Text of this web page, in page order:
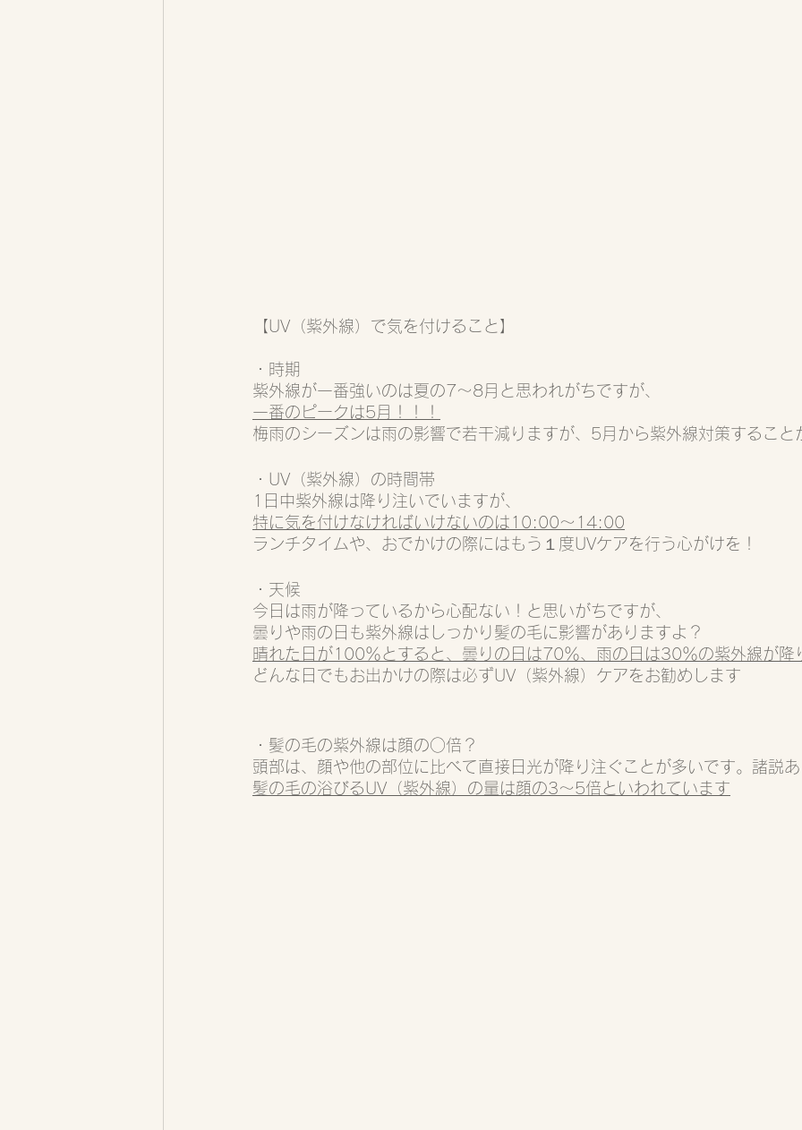
【UV（紫外線）で気を付けること】
・時期
紫外線が一番強いのは夏の7〜8月と思われがちですが、
一番のピークは5月！！！
梅雨のシーズンは雨の影響で若干減りますが、5月から紫外線対策すること
・UV（紫外線）の時間帯
1日中紫外線は降り注いでいますが、
特に気を付けなければいけないのは10:00～14:00
ランチタイムや、おでかけの際にはもう１度UVケアを行う心がけを！
・天候
今日は雨が降っているから心配ない！と思いがちですが、
曇りや雨の日も紫外線はしっかり髪の毛に影響がありますよ？
晴れた日が100％とすると、曇りの日は70％、雨の日は30％の紫外線が降
どんな日でもお出かけの際は必ずUV（紫外線）ケアをお勧めします
・髪の毛の紫外線は顔の○倍？
頭部は、顔や他の部位に比べて直接日光が降り注ぐことが多いです。諸説
髪の毛の浴びるUV（紫外線）の量は顔の3〜5倍といわれています